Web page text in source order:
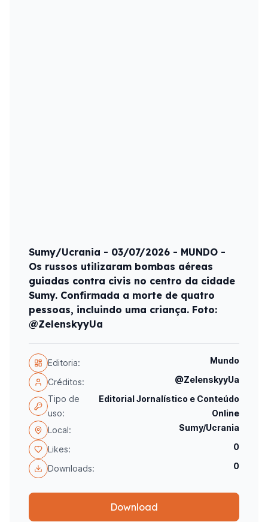
Sumy/Ucrania - 03/07/2026 - MUNDO -
Os russos utilizaram bombas aéreas
guiadas contra civis no centro da cidade
Sumy. Confirmada a morte de quatro
pessoas, incluindo uma criança. Foto:
@ZelenskyyUa
Editoria: Mundo
Créditos:
@ZelenskyyUa
Tipo de
uso:
Editorial Jornalístico e Conteúdo
Online
Local:
Sumy/Ucrania
Likes: 0
Downloads: 0
Download